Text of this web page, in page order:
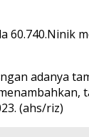
adanya
(ahs/riz)